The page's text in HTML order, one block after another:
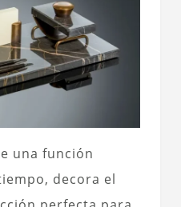
una función
decora el